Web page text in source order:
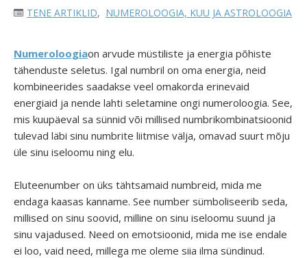
TENE ARTIKLID, NUMEROLOOGIA, KUU JA ASTROLOOGIA
Numeroloogiaon arvude müstiliste ja energia põhiste
tähenduste seletus. Igal numbril on oma energia, neid
kombineerides saadakse veel omakorda erinevaid
energiaid ja nende lahti seletamine ongi numeroloogia. See,
mis kuupäeval sa sünnid või millised numbrikombinatsioonid
tulevad läbi sinu numbrite liitmise välja, omavad suurt mõju
üle sinu iseloomu ning elu.
Eluteenumber on üks tähtsamaid numbreid, mida me
endaga kaasas kanname. See number sümboliseerib seda,
millised on sinu soovid, milline on sinu iseloomu suund ja
sinu vajadused. Need on emotsioonid, mida me ise endale
ei loo, vaid need, millega me oleme siia ilma sündinud.